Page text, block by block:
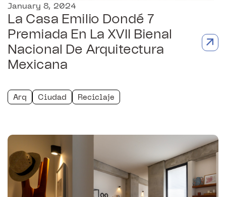
January 8, 2024
La Casa Emilio Dondé 7
Premiada En La XVII Bienal
Nacional De Arquitectura
Mexicana
Arq Ciudad Reciclaje